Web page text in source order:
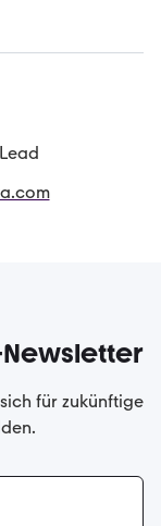
für zukünftige